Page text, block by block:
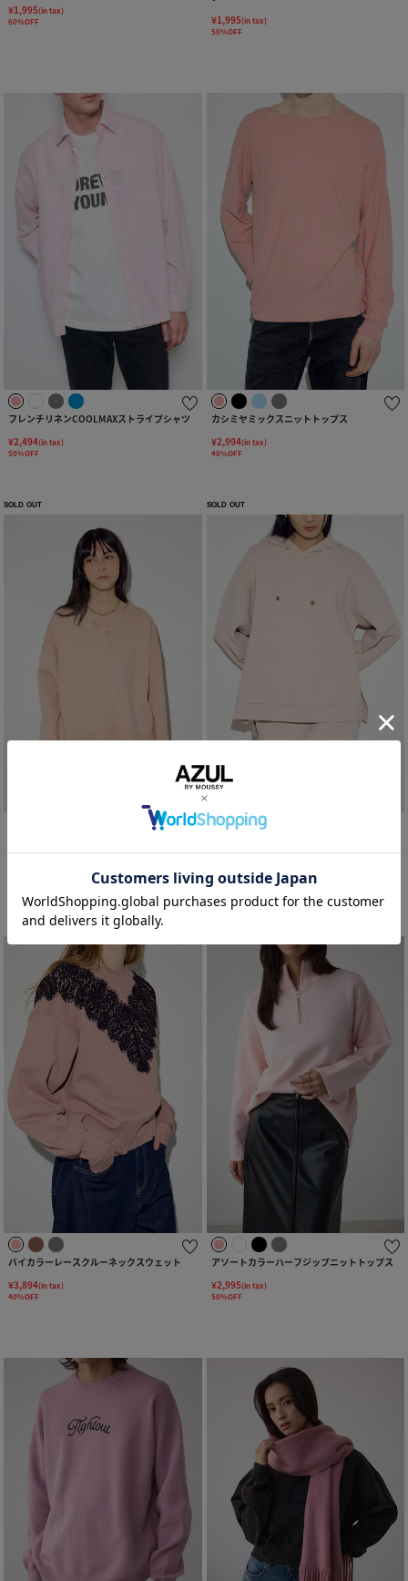
¥1,995(in tax)
60%OFF
¥1,995(in tax)
50%OFF
フレンチリネンCOOLMAXストライプシャツ
¥2,494(in tax)
50%OFF
カシミヤミックスニットトップス
¥2,994(in tax)
40%OFF
SOLD OUT SOLD OUT
40%OFF
バイカラーレースクルーネックスウェット
¥3,894(in tax)
40%OFF
アソートカラーハーフジップニットトップス
¥2,995(in tax)
50%OFF